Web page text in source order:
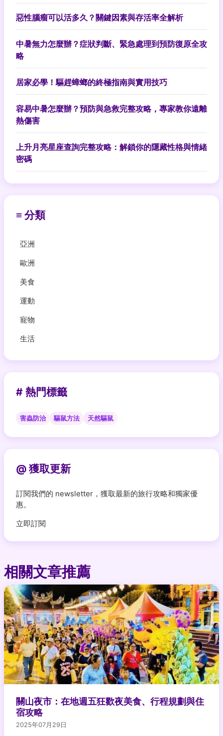
惡性腦瘤可以活多久？關鍵因素與存活率全解析
中暑無力怎麼辦？症狀判斷、緊急處理到預防復原全攻
略
居家必學！驅趕蟑螂的終極指南與實用技巧
容易中暑怎麼辦？預防與急救完整攻略，專家教你遠離
熱傷害
上升月亮星座查詢完整攻略：解鎖你的隱藏性格與情緒
密碼
≡ 分類
亞洲
歐洲
美食
運動
寵物
生活
# 熱門標籤
害蟲防治 驅鼠方法 天然驅鼠
@ 獲取更新
訂閱我們的 newsletter，獲取最新的旅行攻略和獨家優
惠。
立即訂閱
相關文章推薦
關山夜市：在地週五狂歡夜美食、行程規劃與住
宿攻略
2025年07月29日